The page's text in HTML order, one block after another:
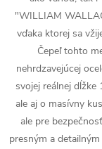
"WILLIAM
vďaka ktorej sa
Čepeľ tohto
nehrdzavejúcej
svojej reálnej
ale aj o masívny
ale pre
presným a